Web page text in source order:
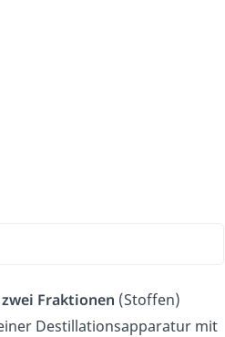
zwei Fraktionen (Stoffen)
Destillationsapparatur mit